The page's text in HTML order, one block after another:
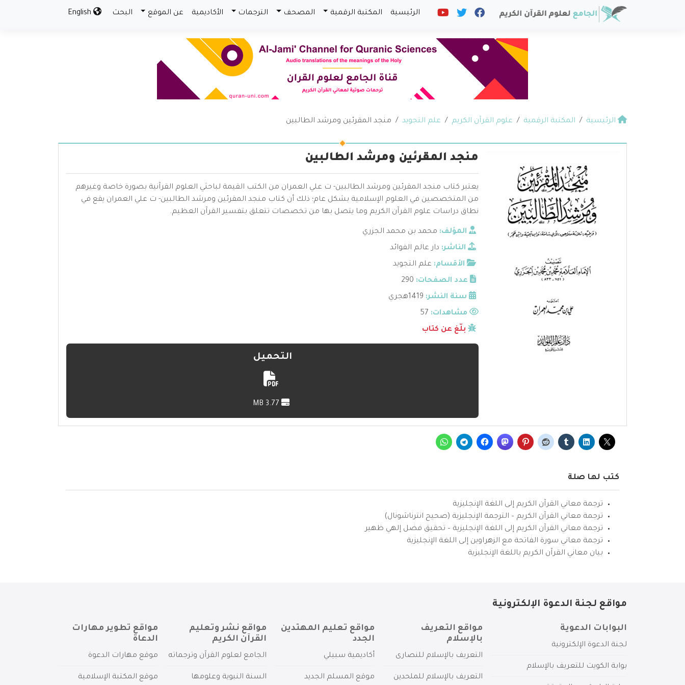
الرئيسية المكتبة الرقمية المصحف الترجمات الأكاديمية عن الموقع البحث
الرئيسية المكتبة الرقمية علوم القرآن الكريم علم التجويد منجد المقرئين ومرشد الطالبين
منجد المقرئين ومرشد الطالبين
يعتبر كتاب منجد المقرئين ومرشد الطالبين- ت علي العمران من الكتب القيمة لباحثي العلوم القرآنية بصورة خاصة وغيرهم
من المتخصصين في العلوم الإسلامية بشكل عام؛ ذلك أن كتاب منجد المقرئين ومرشد الطالبين- ت علي العمران يقع في
نطاق دراسات علوم القرآن الكريم وما يتصل بها من تخصصات تتعلق بتفسير القرآن العظيم.
المؤلف: محمد بن محمد الجزري
الناشر: دار عالم الفوائد
الأقسام: علم التجويد
عدد الصفحات: 290
سنة النشر: 1419هجري
مشاهدات:
بلّغ عن كتاب
التحميل
كتب لها صلة
ترجمة معاني القرآن الكريم إلى اللغة الإنجليزية
ترجمة معاني القرآن الكريم – الترجمة الإنجليزية (صحيح انترناشونال)
ترجمة معاني القرآن الكريم إلى اللغة الإنجليزية – تحقيق فضل إلهي ظهير
ترجمة معاني سورة الفاتحة مع الزهراوين إلى اللغة الإنجليزية
بيان معاني القرآن الكريم باللغة الإنجليزية
مواقع لجنة الدعوة الإلكترونية
البوابات الدعوية
لجنة الدعوة الإلكترونية
بوابة الكويت للتعريف بالإسلام
مواقع التعريف
بالإسلام
التعريف بالإسلام للنصارى
التعريف بالإسلام للملحدين
مواقع تعليم المهتدين
الجدد
أكاديمية سبيلي
موقع المسلم الجديد
مواقع نشر وتعليم
القرآن الكريم
الجامع لعلوم القرآن وترجماته
السنة النبوية وعلومها
مواقع تطوير مهارات
الدعاة
موقع مهارات الدعوة
موقع المكتبة الإسلامية